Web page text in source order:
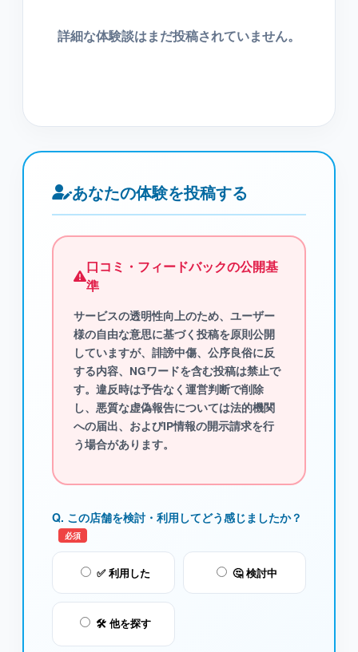
詳細な体験談はまだ投稿されていません。
あなたの体験を投稿する
口コミ・フィードバックの公開基
準
サービスの透明性向上のため、ユーザー
様の自由な意思に基づく投稿を原則公開
していますが、 誹謗中傷、公序良俗に反
する内容、NGワードを含む投稿は禁止で
す。違反時は予告なく運営判断で削除
し、悪質な虚偽報告については法的機関
への届出、およびIP情報の開示請求を行
う場合があります。
Q. この店舗を検討・利用してどう感じましたか？
必須
✅ 利用した 🤔 検討中
🛠️ 他を探す